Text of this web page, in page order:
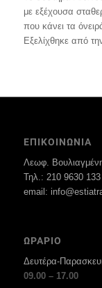
με εξέχουσα
που κάνει τα
Εξελίχθηκε από
ΕΠΙΚΟΙΝΩΝΙΑ
Λεωφ.
Τηλ.: 210 9630 133
email:
ΩΡΑΡΙΟ
Δευτέρα-
09.00 – 17.00